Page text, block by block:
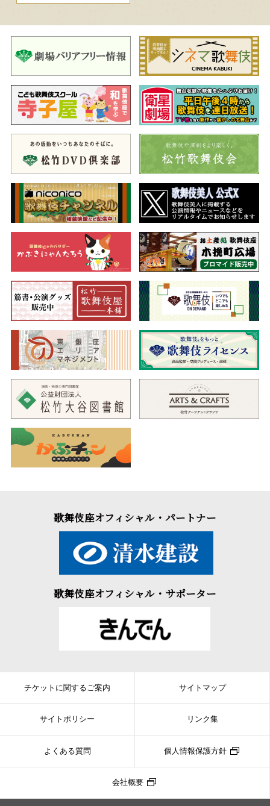
歌舞伎座オフィシャル・パートナー
歌舞伎座オフィシャル・サポーター
チケットに関するご案内 サイトマップ
サイトポリシー リンク集
よくある質問 個人情報保護方針
会社概要